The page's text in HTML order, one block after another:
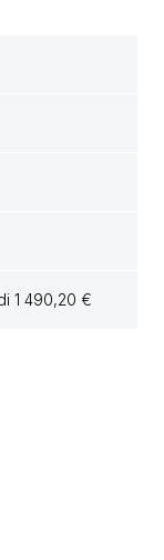
1 490,20 €